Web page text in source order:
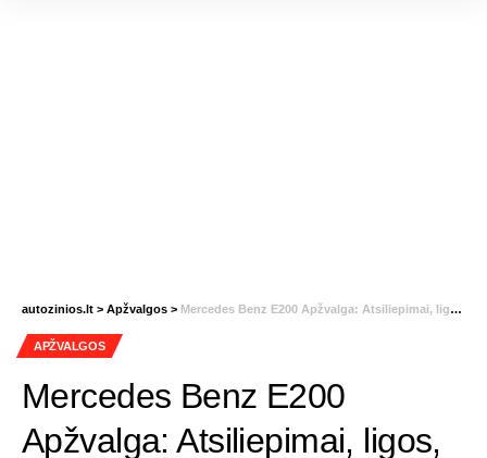
autozinios.lt > Apžvalgos > Mercedes Benz E200 Apžvalga: Atsiliepimai, ligos, kuro sąnaudos
APŽVALGOS
Mercedes Benz E200
Apžvalga: Atsiliepimai, ligos,